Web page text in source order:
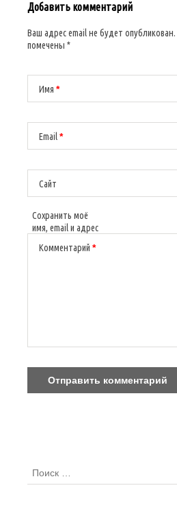
Добавить комментарий
Ваш адрес email не будет опубликован.
помечены *
Имя *
Email*
Сайт
Сохранить моё
имя, email и адрес
браузере для
Комментарий *